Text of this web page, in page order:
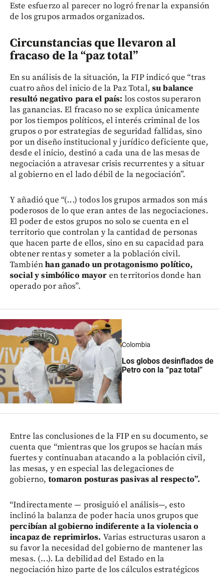
Este esfuerzo al parecer no logró frenar la expansión
de los grupos armados organizados.
Circunstancias que llevaron al
fracaso de la “paz total”
En su análisis de la situación, la FIP indicó que “tras
cuatro años del inicio de la Paz Total, su balance
resultó negativo para el país: los costos superaron
las ganancias. El fracaso no se explica únicamente
por los tiempos políticos, el interés criminal de los
grupos o por estrategias de seguridad fallidas, sino
por un diseño institucional y jurídico deficiente que,
desde el inicio, destinó a cada una de las mesas de
negociación a atravesar crisis recurrentes y a situar
al gobierno en el lado débil de la negociación”.
Y añadió que “(...) todos los grupos armados son más
poderosos de lo que eran antes de las negociaciones.
El poder de estos grupos no solo se cuenta en el
territorio que controlan y la cantidad de personas
que hacen parte de ellos, sino en su capacidad para
obtener rentas y someter a la población civil.
Tambiénhan ganado un protagonismo político,
social y simbólico mayor en territorios donde han
operado por años”.
Colombia
Los globos desinflados de
Petro con la “paz total”
Entre las conclusiones de la FIP en su documento, se
cuenta que “mientras que los grupos se hacían más
fuertes y continuaban atacando a la población civil,
las mesas, y en especial las delegaciones de
gobierno, tomaron posturas pasivas al respecto”.
“Indirectamente — prosiguió el análisis—, esto
inclinó la balanza de poder hacia unos grupos que
percibían al gobierno indiferente a la violencia o
incapaz de reprimirlos. Varias estructuras usaron a
su favor la necesidad del gobierno de mantener las
mesas. (...). La debilidad del Estado en la
negociación hizo parte de los cálculos estratégicos